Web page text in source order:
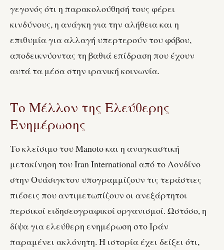
γεγονός ότι η παρακολούθησή τους φέρει
κινδύνους, η ανάγκη για την αλήθεια και η
επιθυμία για αλλαγή υπερτερούν του φόβου,
αποδεικνύοντας τη βαθιά επίδραση που έχουν
αυτά τα μέσα στην ιρανική κοινωνία.
Το Μέλλον της Ελεύθερης
Ενημέρωσης
Το κλείσιμο του Manoto και η αναγκαστική
μετακίνηση του Iran International από το Λονδίνο
στην Ουάσιγκτον υπογραμμίζουν τις τεράστιες
πιέσεις που αντιμετωπίζουν οι ανεξάρτητοι
περσικοί ειδησεογραφικοί οργανισμοί. Ωστόσο, η
δίψα για ελεύθερη ενημέρωση στο Ιράν
παραμένει ακλόνητη. Η ιστορία έχει δείξει ότι,